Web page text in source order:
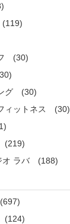
(119)
(30)
グ
(30)
ィットネス
(30)
(219)
オ ラバ
(188)
(697)
(124)